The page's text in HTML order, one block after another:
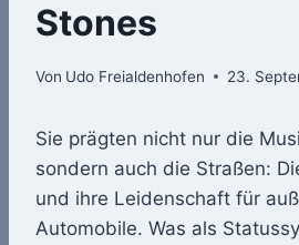
Stones
Von Udo Freialdenhofen 23.
Sie prägten nicht nur die
sondern auch die Straßen:
und ihre Leidenschaft für
Automobile. Was als